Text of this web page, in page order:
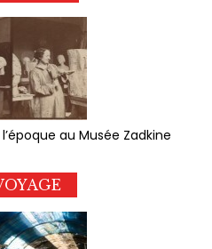
au Musée Zadkine